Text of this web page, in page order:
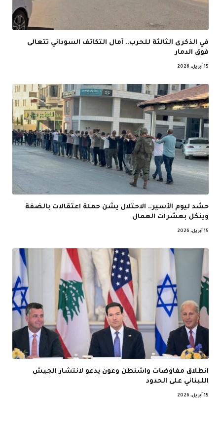
في الذكرى الثالثة للحرب.. آمال التكاتف السوداني تتعالى
فوق الدمار
15 أبريل، 2026
حشد ليوم الأسير.. الاحتلال يشن حملة اعتقالات بالضفة
وينكل بعشرات العمال
15 أبريل، 2026
انطلاق مفاوضات واشنطن وعون يدعو لانتشار الجيش
اللبناني على الحدود
15 أبريل، 2026